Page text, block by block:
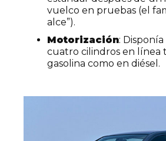
vuelco en pruebas (el
alce”).
Motorización:
cuatro cilindros en línea
gasolina como en diésel.